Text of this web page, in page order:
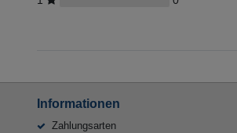
Informationen
Zahlungsarten